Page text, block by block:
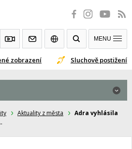
zobrazení Sluchově postižení
MENU
Aktuality z města
Adra vyhlásila